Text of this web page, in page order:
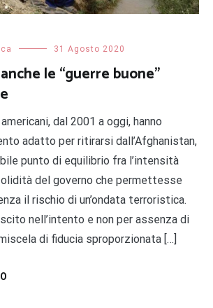
31 Agosto 2020
le “guerre buone”
dal 2001 a oggi, hanno
adatto per ritirarsi dall’Afghanistan,
punto di equilibrio fra l’intensità
del governo che permettesse
il rischio di un’ondata terroristica.
nell’intento e non per assenza di
di fiducia sproporzionata […]